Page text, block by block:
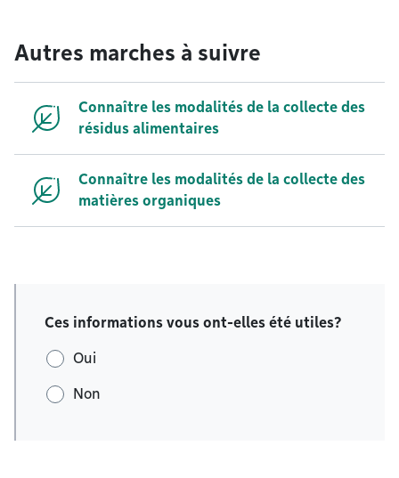
Autres marches à suivre
Connaître les modalités de la collecte des
résidus alimentaires
Connaître les modalités de la collecte des
matières organiques
Ces informations vous ont-elles été utiles?
Oui
Non